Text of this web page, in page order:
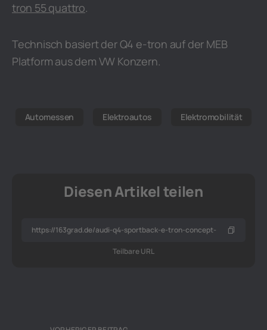
tron 55 quattro.
Technisch basiert der Q4 e-tron auf der MEB
Platform aus dem VW Konzern.
Automessen Elektroautos Elektromobilität
Diesen Artikel teilen
Teilbare URL